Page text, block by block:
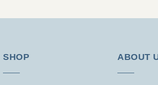
SHOP ABOUT